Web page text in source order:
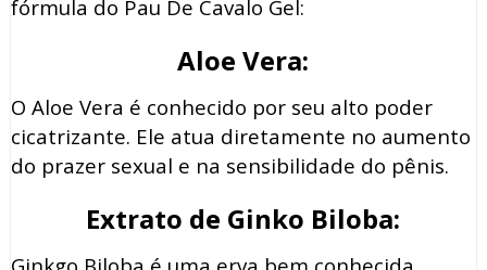
fórmula do Pau De Cavalo Gel:
Aloe Vera:
O Aloe Vera é conhecido por seu alto poder
cicatrizante. Ele atua diretamente no aumento
do prazer sexual e na sensibilidade do pênis.
Extrato de Ginko Biloba: